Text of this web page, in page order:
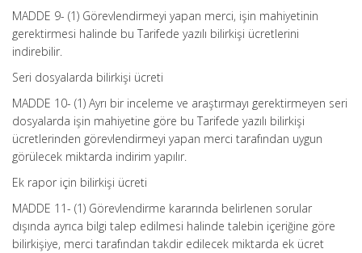
MADDE 9- (1) Görevlendirmeyi yapan merci, işin mahiyetinin
gerektirmesi halinde bu Tarifede yazılı bilirkişi ücretlerini
indirebilir.
Seri dosyalarda bilirkişi ücreti
MADDE 10- (1) Ayrı bir inceleme ve araştırmayı gerektirmeyen seri
dosyalarda işin mahiyetine göre bu Tarifede yazılı bilirkişi
ücretlerinden görevlendirmeyi yapan merci tarafından uygun
görülecek miktarda indirim yapılır.
Ek rapor için bilirkişi ücreti
MADDE 11- (1) Görevlendirme kararında belirlenen sorular
dışında ayrıca bilgi talep edilmesi halinde talebin içeriğine göre
bilirkişiye, merci tarafından takdir edilecek miktarda ek ücret